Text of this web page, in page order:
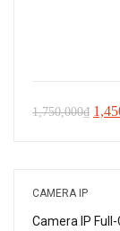
1,750,000₫ Giá
CAMERA IP
Camera IP